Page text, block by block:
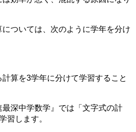
ついては、次のように学年を分け
算を3学年に分けて学習すること
深中学数学』では「文字式の計
習します。